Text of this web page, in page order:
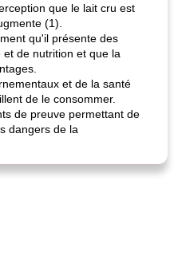
que le lait cru est
(1).
qu'il présente des
de nutrition et que la
et de la santé
de le consommer.
de preuve permettant de
dangers de la